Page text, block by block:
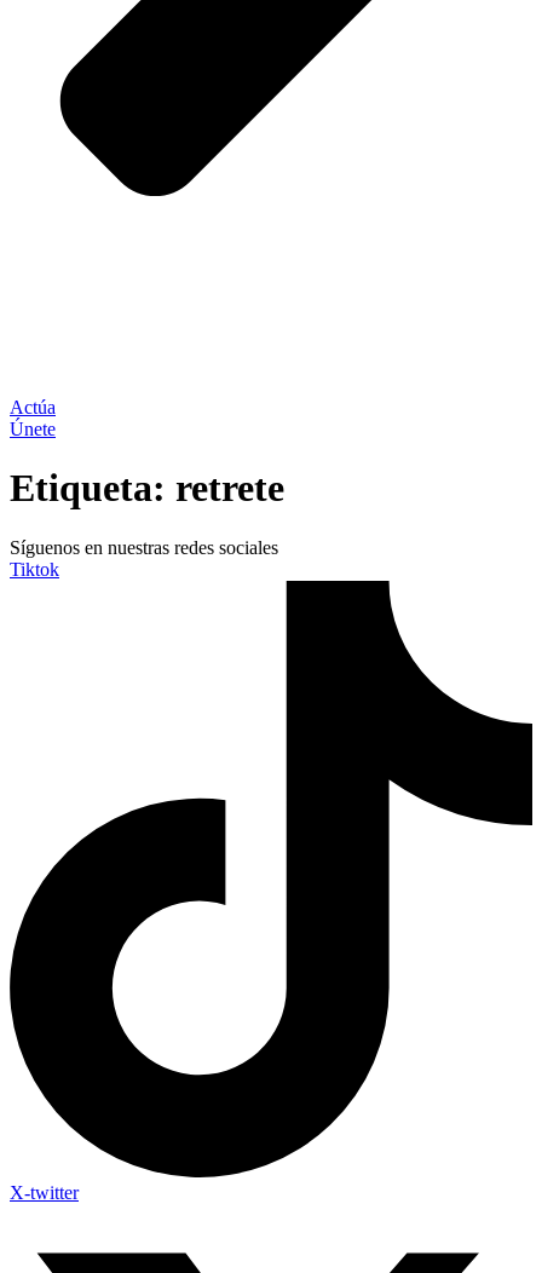
Actúa
Únete
Etiqueta: retrete
Síguenos en nuestras redes sociales
Tiktok
X-twitter